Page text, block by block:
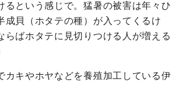
るという感じで。猛暑の被害は年々ひ
成貝（ホタテの種）が入ってくるけ
らばホタテに見切りつける人が増える
キやホヤなどを養殖加工している伊